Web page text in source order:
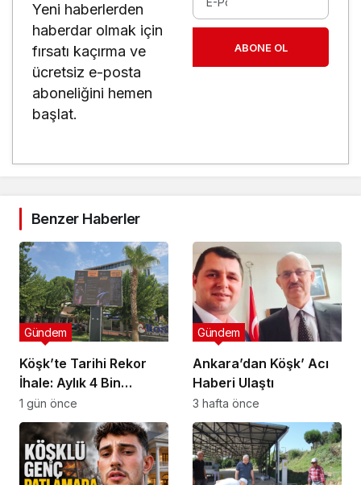
Yeni haberlerden
haberdar olmak için
fırsatı kaçırma ve
ücretsiz e-posta
aboneliğini hemen
başlat.
ABONE OL
Benzer Haberler
Köşk’te Tarihi Rekor
İhale: Aylık 4 Bin
Liradan Başladı, 251
Bin Lirada Bitti
Gündem
1 gün önce
Ankara’dan Köşk’ Acı
Haberi Ulaştı
Gündem
3 hafta önce